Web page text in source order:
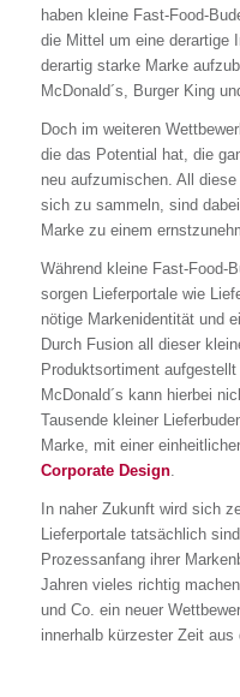
haben kleine Fast-Food-
die Mittel um eine derartige
derartig starke Marke
McDonald´s, Burger King
Doch im weiteren
die das Potential hat, die
neu aufzumischen. All
sich zu sammeln, sind
Marke zu einem
Während kleine Fast-Food-
sorgen Lieferportale wie
nötige Markenidentität und
Durch Fusion all dieser
Produktsortiment
McDonald´s kann hierbei
Tausende kleiner
Marke, mit einer
Corporate Design.
In naher Zukunft wird sich
Lieferportale tatsächlich
Prozessanfang ihrer
Jahren vieles richtig
und Co. ein neuer
innerhalb kürzester Zeit